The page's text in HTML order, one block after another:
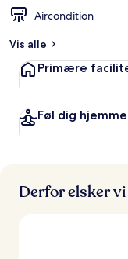
Aircondition
Vis alle
Primære
Føl dig hjemme
Derfor elsker